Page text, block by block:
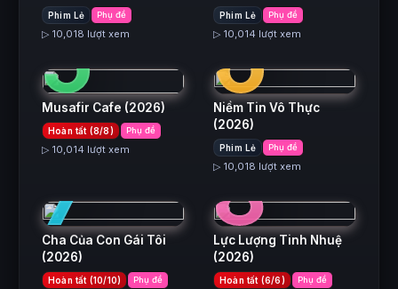
Phim Lẻ Phụ đề
▷ 10,018 lượt xem
Phim Lẻ Phụ đề
▷ 10,014 lượt xem
5
Musafir Cafe (2026)
Hoàn tất (8/8) Phụ đề
▷ 10,014 lượt xem
6
Niềm Tin Vô Thực
(2026)
Phim Lẻ Phụ đề
▷ 10,018 lượt xem
7
Cha Của Con Gái Tôi
(2026)
Hoàn tất (10/10) Phụ đề
8
Lực Lượng Tinh Nhuệ
(2026)
Hoàn tất (6/6) Phụ đề